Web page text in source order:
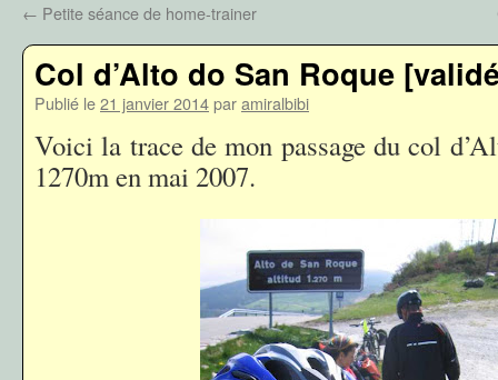
← Petite séance de home-trainer
Col d’Alto do San Roque
Publié le21 janvier 2014paramiralbibi
Voici la trace de mon passage du col
1270m en mai 2007.